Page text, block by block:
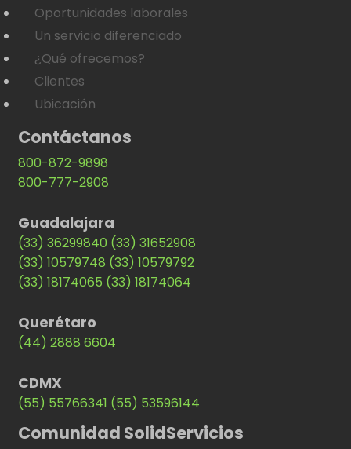
Oportunidades laborales
Un servicio diferenciado
¿Qué ofrecemos?
Clientes
Ubicación
Contáctanos
800-872-9898
800-777-2908
Guadalajara
(33) 36299840 (33) 31652908
(33) 10579748 (33) 10579792
(33) 18174065 (33) 18174064
Querétaro
(44) 2888 6604
CDMX
(55) 55766341 (55) 53596144
Comunidad SolidServicios